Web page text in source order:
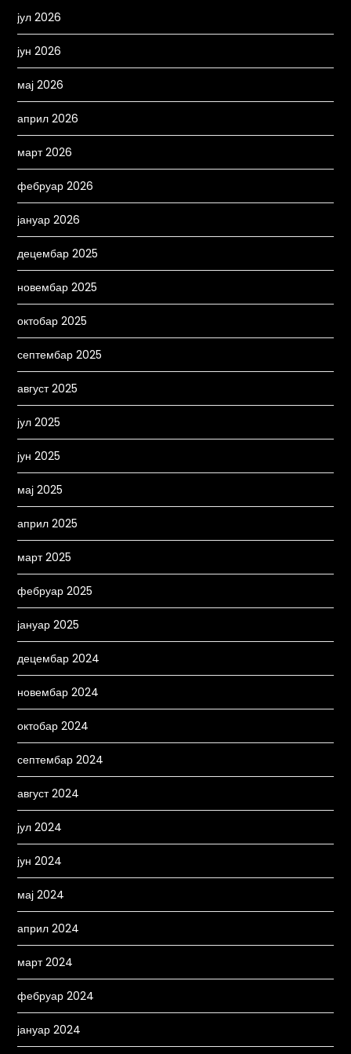
јул 2026
јун 2026
мај 2026
април 2026
март 2026
фебруар 2026
јануар 2026
децембар 2025
новембар 2025
октобар 2025
септембар 2025
август 2025
јул 2025
јун 2025
мај 2025
април 2025
март 2025
фебруар 2025
јануар 2025
децембар 2024
новембар 2024
октобар 2024
септембар 2024
август 2024
јул 2024
јун 2024
мај 2024
април 2024
март 2024
фебруар 2024
јануар 2024